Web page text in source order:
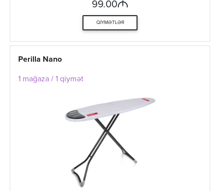
99.00M
QIYMƏTLƏR
Perilla Nano
1 mağaza / 1 qiymət